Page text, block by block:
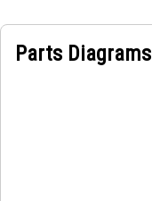
Parts Diagrams